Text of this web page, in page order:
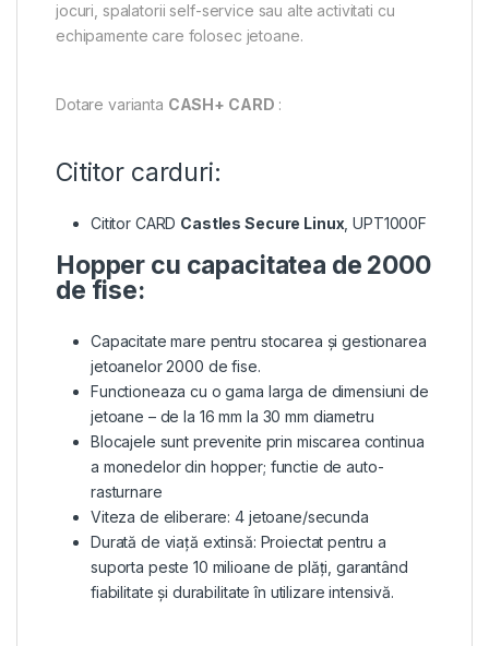
jocuri, spalatorii self-service sau alte activitati cu
echipamente care folosec jetoane.
Dotare varianta CASH+ CARD :
Cititor carduri:
Cititor CARD Castles Secure Linux, UPT1000F
Hopper cu capacitatea de 2000
de fise:
Capacitate mare pentru stocarea și gestionarea
jetoanelor 2000 de fise.
Functioneaza cu o gama larga de dimensiuni de
jetoane – de la 16 mm la 30 mm diametru
Blocajele sunt prevenite prin miscarea continua
a monedelor din hopper; functie de auto-
rasturnare
Viteza de eliberare: 4 jetoane/secunda
Durată de viață extinsă: Proiectat pentru a
suporta peste 10 milioane de plăți, garantând
fiabilitate și durabilitate în utilizare intensivă.